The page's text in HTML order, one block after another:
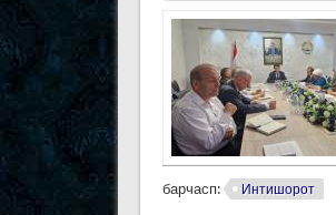
барчасп: Интишорот